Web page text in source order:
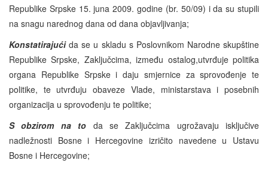
Republike Srpske 15. juna 2009. godine (br. 50/09) i da su stupili
na snagu narednog dana od dana objavljivanja;
Konstatirajućida se u skladu s Poslovnikom Narodne skupštine
Republike Srpske, Zaključcima, između ostalog,utvrđuje politika
organa Republike Srpske i daju smjernice za sprovođenje te
politike, te utvrđuju obaveze Vlade, ministarstava i posebnih
organizacija u sprovođenju te politike;
S obzirom na to da se Zaključcima ugrožavaju isključive
nadležnosti Bosne i Hercegovine izričito navedene u Ustavu
Bosne i Hercegovine;